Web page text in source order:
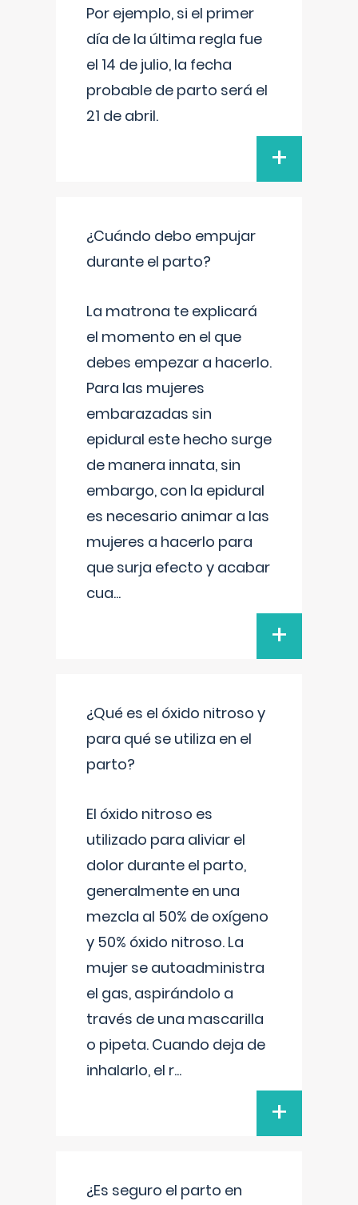
Por ejemplo, si el primer
día de la última regla fue
el 14 de julio, la fecha
probable de parto será el
21 de abril.
+
¿Cuándo debo empujar
durante el parto?
La matrona te explicará
el momento en el que
debes empezar a hacerlo.
Para las mujeres
embarazadas sin
epidural este hecho surge
de manera innata, sin
embargo, con la epidural
es necesario animar a las
mujeres a hacerlo para
que surja efecto y acabar
cua...
+
¿Qué es el óxido nitroso y
para qué se utiliza en el
parto?
El óxido nitroso es
utilizado para aliviar el
dolor durante el parto,
generalmente en una
mezcla al 50% de oxígeno
y 50% óxido nitroso. La
mujer se autoadministra
el gas, aspirándolo a
través de una mascarilla
o pipeta. Cuando deja de
inhalarlo, el r...
+
¿Es seguro el parto en